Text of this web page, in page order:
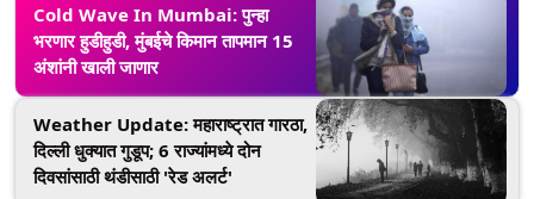
Cold Wave In Mumbai: पुन्हा
भरणार हुडीहुडी, मुंबईचे किमान तापमान 15
अंशांनी खाली जाणार
Weather Update: महाराष्ट्रात गारठा,
दिल्ली धुक्यात गुडूप; 6 राज्यांमध्ये दोन
दिवसांसाठी थंडीसाठी 'रेड अलर्ट'